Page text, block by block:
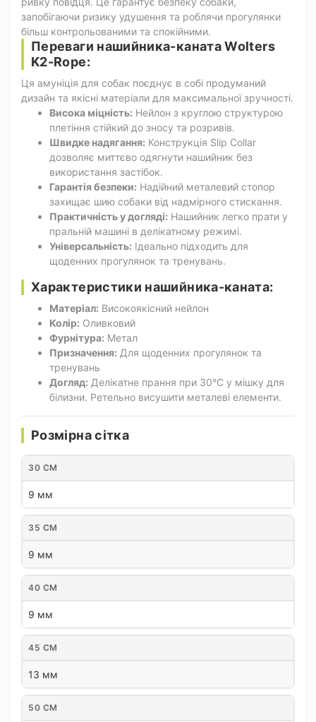
запобігаючи ризику удушення та роблячи прогулянки
більш контрольованими та спокійними.
Переваги нашийника-каната Wolters
K2-Rope:
Ця амуніція для собак поєднує в собі продуманий
дизайн та якісні матеріали для максимальної зручності.
Висока міцність: Нейлон з круглою структурою
плетіння стійкий до зносу та розривів.
Швидке надягання: Конструкція Slip Collar
дозволяє миттєво одягнути нашийник без
використання застібок.
Гарантія безпеки: Надійний металевий стопор
захищає шию собаки від надмірного стискання.
Практичність у догляді: Нашийник легко прати у
пральній машині в делікатному режимі.
Універсальність: Ідеально підходить для
щоденних прогулянок та тренувань.
Характеристики нашийника-каната:
Матеріал: Високоякісний нейлон
Колір: Оливковий
Фурнітура: Метал
Призначення: Для щоденних прогулянок та
тренувань
Догляд: Делікатне прання при 30°C у мішку для
білизни. Ретельно висушити металеві елементи.
Розмірна сітка
30 СМ
9 мм
35 СМ
9 мм
40 СМ
9 мм
45 СМ
13 мм
50 СМ